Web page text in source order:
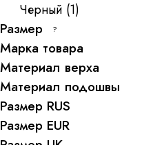
Черный (1)
Размер ?
Марка товара
Материал верха
Материал подошвы
Размер RUS
Размер EUR